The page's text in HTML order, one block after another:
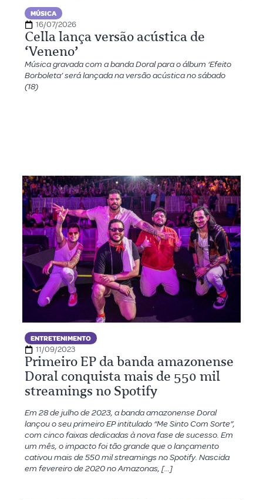
MÚSICA
16/07/2026
Cella lança versão acústica de
‘Veneno’
Música gravada com a banda Doral para o álbum ‘Efeito
Borboleta’ será lançada na versão acústica no sábado
(18)
ENTRETENIMENTO
11/09/2023
Primeiro EP da banda amazonense
Doral conquista mais de 550 mil
streamings no Spotify
Em 28 de julho de 2023, a banda amazonense Doral
lançou o seu primeiro EP intitulado “Me Sinto Com Sorte”,
com cinco faixas dedicadas à nova fase de sucesso. Em
um mês, o impacto foi tão grande que o lançamento
cativou mais de 550 mil streamings no Spotify. Nascida
em fevereiro de 2020 no Amazonas, […]